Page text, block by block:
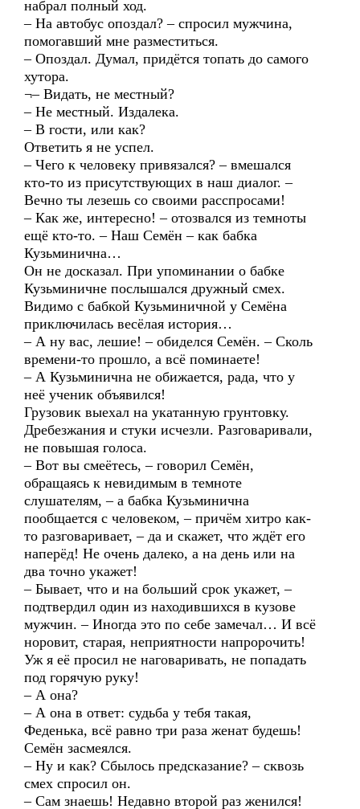
набрал полный ход.
– На автобус опоздал? – спросил мужчина,
помогавший мне разместиться.
– Опоздал. Думал, придётся топать до самого
хутора.
¬– Видать, не местный?
– Не местный. Издалека.
– В гости, или как?
Ответить я не успел.
– Чего к человеку привязался? – вмешался
кто-то из присутствующих в наш диалог. –
Вечно ты лезешь со своими расспросами!
– Как же, интересно! – отозвался из темноты
ещё кто-то. – Наш Семён – как бабка
Кузьминична…
Он не досказал. При упоминании о бабке
Кузьминичне послышался дружный смех.
Видимо с бабкой Кузьминичной у Семёна
приключилась весёлая история…
– А ну вас, лешие! – обиделся Семён. – Сколь
времени-то прошло, а всё поминаете!
– А Кузьминична не обижается, рада, что у
неё ученик объявился!
Грузовик выехал на укатанную грунтовку.
Дребезжания и стуки исчезли. Разговаривали,
не повышая голоса.
– Вот вы смеётесь, – говорил Семён,
обращаясь к невидимым в темноте
слушателям, – а бабка Кузьминична
пообщается с человеком, – причём хитро как-
то разговаривает, – да и скажет, что ждёт его
наперёд! Не очень далеко, а на день или на
два точно укажет!
– Бывает, что и на больший срок укажет, –
подтвердил один из находившихся в кузове
мужчин. – Иногда это по себе замечал… И всё
норовит, старая, неприятности напророчить!
Уж я её просил не наговаривать, не попадать
под горячую руку!
– А она?
– А она в ответ: судьба у тебя такая,
Феденька, всё равно три раза женат будешь!
Семён засмеялся.
– Ну и как? Сбылось предсказание? – сквозь
смех спросил он.
– Сам знаешь! Недавно второй раз женился!